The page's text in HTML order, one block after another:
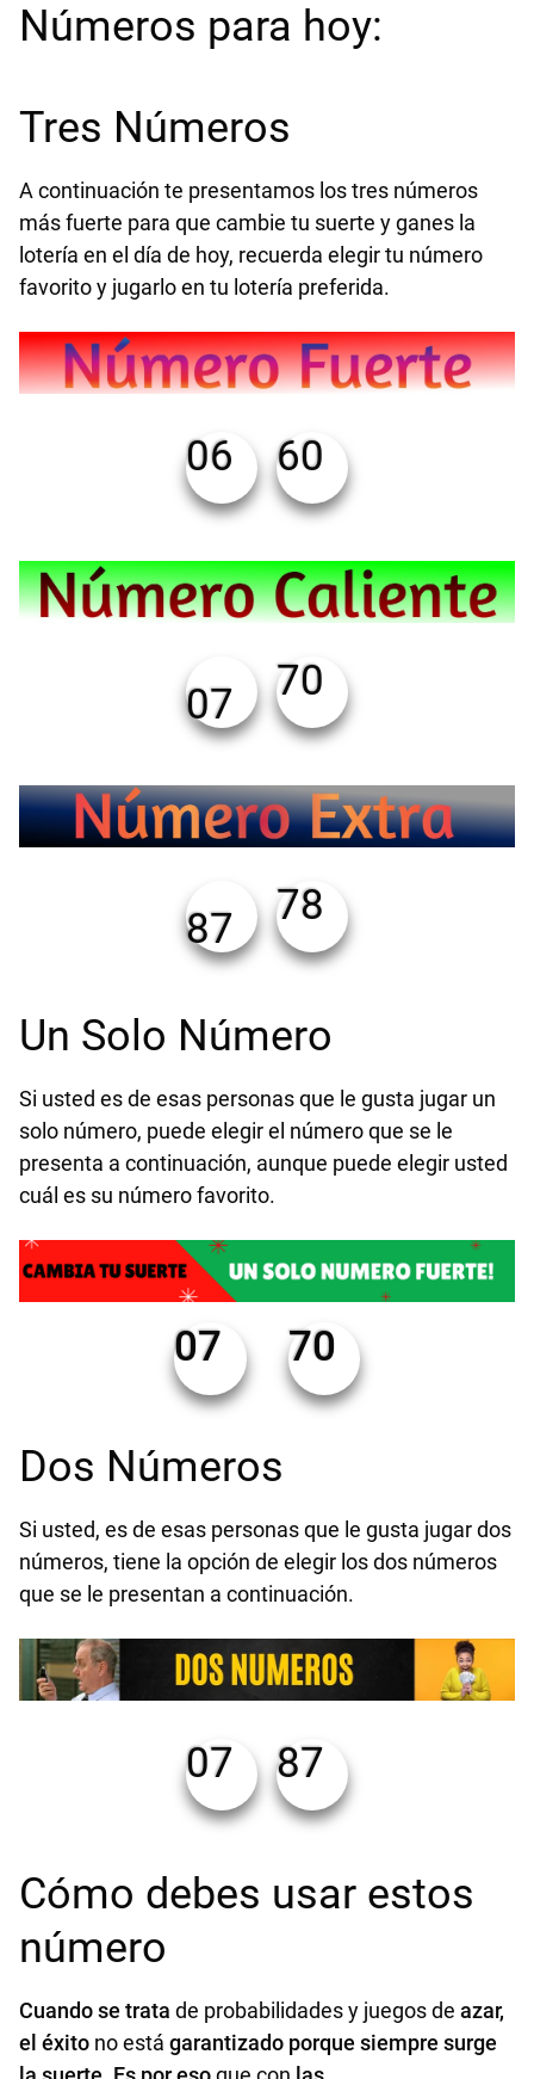
Números para hoy:
Tres Números
A continuación te presentamos los tres números
más fuerte para que cambie tu suerte y ganes la
lotería en el día de hoy, recuerda elegir tu número
favorito y jugarlo en tu lotería preferida.
06 60
07 70
87 78
Un Solo Número
Si usted es de esas personas que le gusta jugar un
solo número, puede elegir el número que se le
presenta a continuación, aunque puede elegir usted
cuál es su número favorito.
07 70
Dos Números
Si usted, es de esas personas que le gusta jugar dos
números, tiene la opción de elegir los dos números
que se le presentan a continuación.
07 87
Cómo debes usar estos
número
Cuando se trata de probabilidades y juegos de azar,
el éxito no está garantizado porque siempre surge